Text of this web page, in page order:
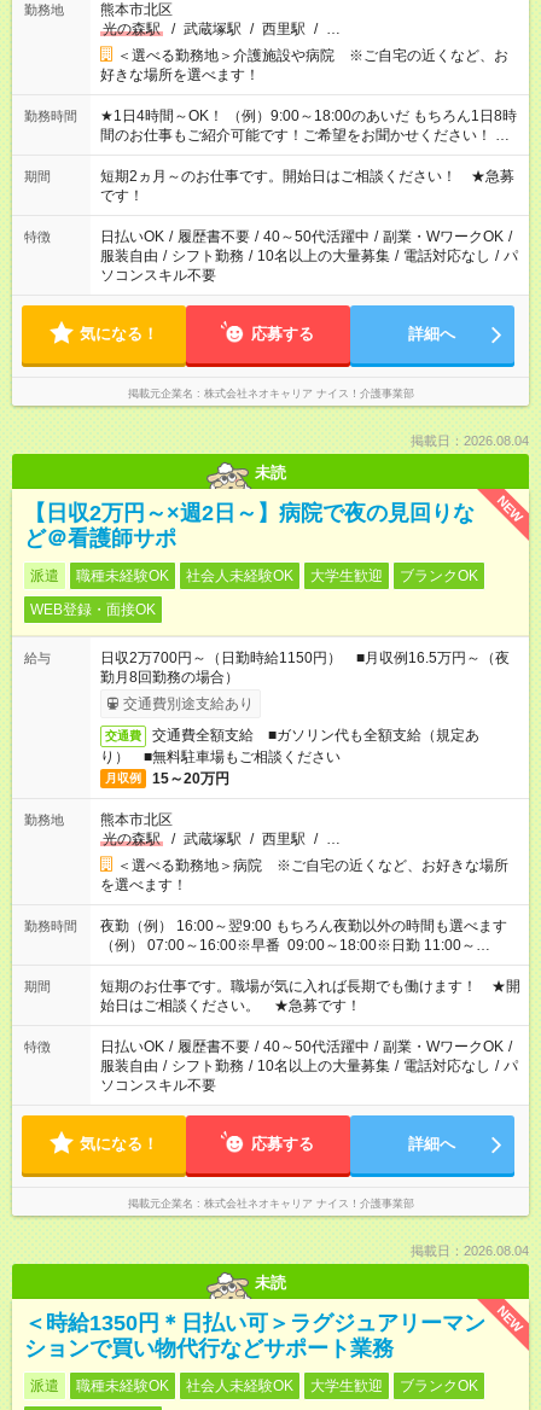
勤務地
熊本市北区
光の森駅
/ 武蔵塚駅 / 西里駅 / …
＜選べる勤務地＞介護施設や病院 ※ご自宅の近くなど、お
好きな場所を選べます！
勤務時間
★1日4時間～OK！ （例）9:00～18:00のあいだ もちろん1日8時
間のお仕事もご紹介可能です！ご希望をお聞かせください！ ★
家庭の都合でお休みが必要な場合も遠慮なくご相談ください。
※週最低15時間以上の勤務が必要です
期間
短期2ヵ月～のお仕事です。開始日はご相談ください！ ★急募
です！
特徴 日払いOK / 履歴書不要 / 40～50代活躍中 / 副業・WワークOK /
服装自由 / シフト勤務 / 10名以上の大量募集 / 電話対応なし / パ
ソコンスキル不要
気になる！ 応募する 詳細へ
掲載元企業名 株式会社ネオキャリア ナイス！介護事業部
掲載日：2026.08.04
未読
NEW
【日収2万円～×週2日～】病院で夜の見回りな
ど＠看護師サポ
派遣 職種未経験OK 社会人未経験OK 大学生歓迎
ブランクOK
WEB登録・面接OK
給与
日収2万700円～（日勤時給1150円） ■月収例16.5万円～（夜
勤月8回勤務の場合）
交通費別途支給あり
交通費
交通費全額支給 ■ガソリン代も全額支給（規定あ
り） ■無料駐車場もご相談ください
月収例 15～20万円
勤務地
熊本市北区
光の森駅
/ 武蔵塚駅 / 西里駅 / …
＜選べる勤務地＞病院 ※ご自宅の近くなど、お好きな場所
を選べます！
勤務時間
夜勤（例） 16:00～翌9:00 もちろん夜勤以外の時間も選べます
（例） 07:00～16:00※早番 09:00～18:00※日勤 11:00～
20:00※遅番 ※時間は、固定・選べる施設もあるので、ご希望が
あれば調整できます！ ※シフト制。勤務地により実働時間が異
なります。★家庭の都合でお休みが必要な場合も遠慮なくご相談
ください。
期間
短期のお仕事です。職場が気に入れば長期でも働けます！ ★開
始日はご相談ください。 ★急募です！
特徴 日払いOK / 履歴書不要 / 40～50代活躍中 / 副業・WワークOK /
服装自由 / シフト勤務 / 10名以上の大量募集 / 電話対応なし / パ
ソコンスキル不要
気になる！ 応募する 詳細へ
掲載元企業名 株式会社ネオキャリア ナイス！介護事業部
掲載日：2026.08.04
未読
NEW
＜時給1350円＊日払い可＞ラグジュアリーマン
ションで買い物代行などサポート業務
派遣 職種未経験OK 社会人未経験OK 大学生歓迎
ブランクOK